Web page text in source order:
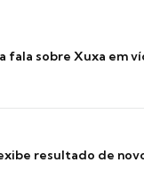
fala sobre Xuxa em
resultado de